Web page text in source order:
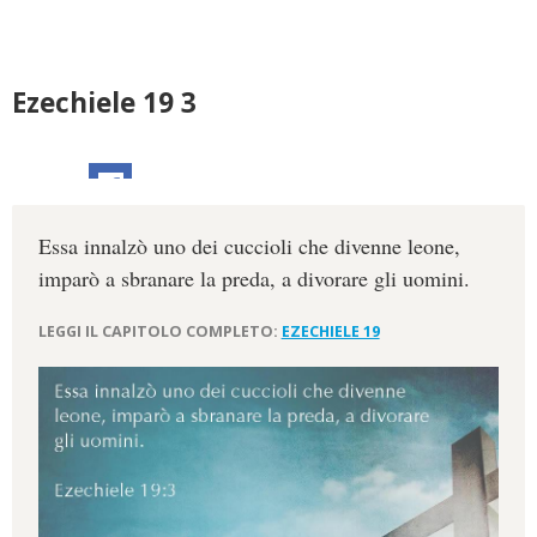
Ezechiele 19 3
Essa innalzò uno dei cuccioli che divenne leone,
imparò a sbranare la preda, a divorare gli uomini.
LEGGI IL CAPITOLO COMPLETO: EZECHIELE 19